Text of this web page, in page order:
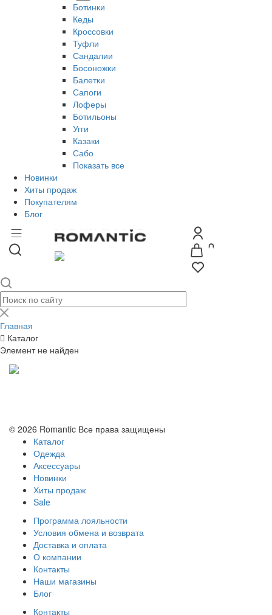
Ботинки
Кеды
Кроссовки
Туфли
Сандалии
Босоножки
Балетки
Сапоги
Лоферы
Ботильоны
Угги
Казаки
Сабо
Показать все
Новинки
Хиты продаж
Покупателям
Блог
Главная
Каталог
Элемент не найден
© 2026 Romantic Все права защищены
Каталог
Одежда
Аксессуары
Новинки
Хиты продаж
Sale
Программа лояльности
Условия обмена и возврата
Доставка и оплата
О компании
Контакты
Наши магазины
Блог
Контакты